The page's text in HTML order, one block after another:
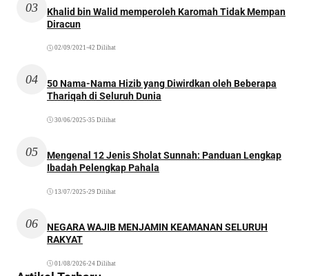
03
Khalid bin Walid memperoleh Karomah Tidak Mempan
Diracun
02/09/2021 •42 Dilihat
04
50 Nama-Nama Hizib yang Diwirdkan oleh Beberapa
Thariqah di Seluruh Dunia
30/06/2025 •35 Dilihat
05
Mengenal 12 Jenis Sholat Sunnah: Panduan Lengkap
Ibadah Pelengkap Pahala
13/07/2025 •29 Dilihat
06
NEGARA WAJIB MENJAMIN KEAMANAN SELURUH
RAKYAT
01/08/2026•24 Dilihat